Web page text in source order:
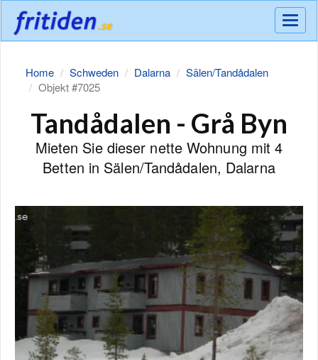
Meny
Home Schweden Dalarna
Sälen/Tandådalen
Objekt #7025
Tandådalen - Grå Byn
Mieten Sie dieser nette Wohnung mit 4
Betten in Sälen/Tandådalen, Dalarna